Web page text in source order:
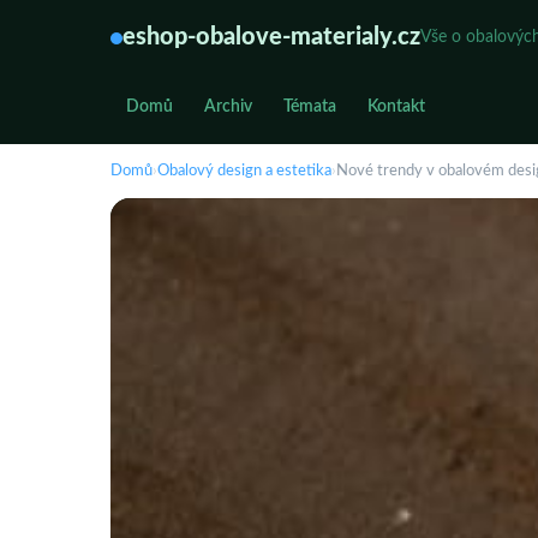
eshop-obalove-materialy.czVše o
Domů Archiv Témata Kontakt
Domů›Obalový design a estetika› Nové trendy v obalovém